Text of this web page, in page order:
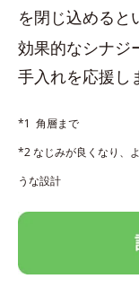
を閉じ込めると
効果的なシナジ
手入れを応援し
*1 角層まで
*2 なじみが良くなり、
うな設計